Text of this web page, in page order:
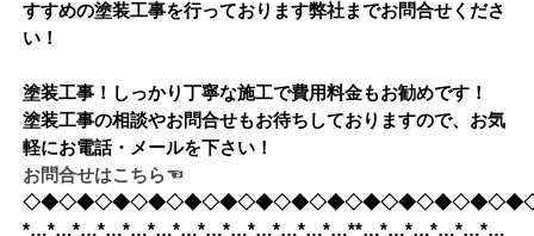
すすめの塗装工事を行っております弊社までお問合せくださ
い！
塗装工事！しっかり丁寧な施工で費用料金もお勧めです！
塗装工事の相談やお問合せもお待ちしておりますので、お気
軽にお電話・メールを下さい！
お問合せはこちら☜
*…*…*…*…*…*…*…*…*…*…*…*…*…**…*…*…*…*…*…